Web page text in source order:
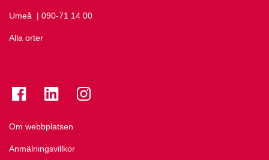
Umeå Ring Umeå på
| 090-71 14 00
Alla orter
Om webbplatsen
Anmälningsvillkor
Se folkuniversitetet på Facebook
Se folkuniversitetet på LinkedIn